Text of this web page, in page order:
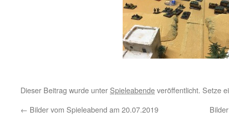
Dieser Beitrag wurde unter Spieleabendeveröffentlicht. Setze
← Bilder vom Spieleabend am 20.07.2019